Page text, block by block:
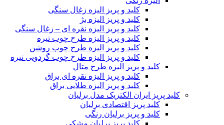
کلید و پریز الیزه زغال سنگی
کلید و پریز الیزه بژ
کلید و پریز الیزه نقره ای – زغال سنگی
کلید و پریز الیزه طرح چوب تیره
کلید و پریز الیزه طرح چوب روشن
کلید و پریز الیزه طرح چوب گردویی تیره
کلید و پریز الیزه طرح متال
کلید و پریز الیزه نقره ای براق
کلید و پریز الیزه طلایی براق
کلید پریز ایران الکتریک مدل برلیان
کلید پریز اقتصادی برلیان
کلید و پریز برلیان رنگی